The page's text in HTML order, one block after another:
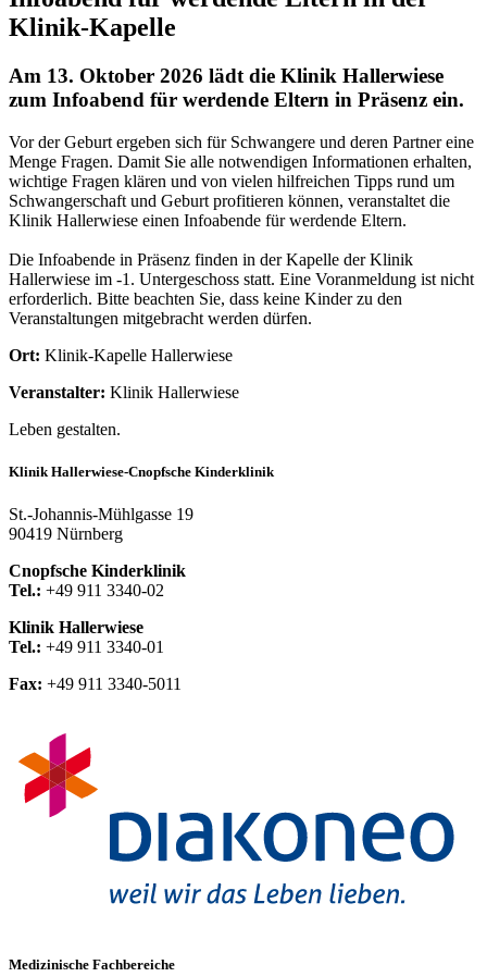
Klinik-Kapelle
Am 13. Oktober 2026 lädt die Klinik Hallerwiese
zum Infoabend für werdende Eltern in Präsenz ein.
Vor der Geburt ergeben sich für Schwangere und deren Partner eine
Menge Fragen. Damit Sie alle notwendigen Informationen erhalten,
wichtige Fragen klären und von vielen hilfreichen Tipps rund um
Schwangerschaft und Geburt profitieren können, veranstaltet die
Klinik Hallerwiese einen Infoabende für werdende Eltern.
Die Infoabende in Präsenz finden in der Kapelle der Klinik
Hallerwiese im -1. Untergeschoss statt. Eine Voranmeldung ist nicht
erforderlich. Bitte beachten Sie, dass keine Kinder zu den
Veranstaltungen mitgebracht werden dürfen.
Ort: Klinik-Kapelle Hallerwiese
Veranstalter: Klinik Hallerwiese
Leben gestalten.
Klinik Hallerwiese-Cnopfsche Kinderklinik
St.-Johannis-Mühlgasse 19
90419 Nürnberg
Cnopfsche Kinderklinik
Tel.: +49 911 3340-02
Klinik Hallerwiese
Tel.: +49 911 3340-01
Fax: +49 911 3340-5011
Medizinische Fachbereiche